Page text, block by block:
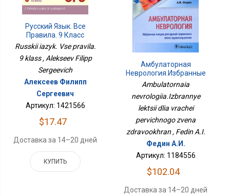
Русский Язык. Все
Правила. 9 Класс
Russkii iazyk. Vse pravila.
9 klass , Alekseev Filipp
Sergeevich
Алексеев Филипп
Сергеевич
Артикул: 1421566
$17.47
Доставка за 14–20 дней
КУПИТЬ
Амбулаторная
Неврология.Избранные
Лекции Для Врачей
Первичного Звена
Здравоохран
Ambulatornaia
nevrologiia.Izbrannye
lektsii dlia vrachei
pervichnogo zvena
zdravookhran , Fedin A.I.
Федин А.И.
Артикул: 1184556
$102.04
Доставка за 14–20 дней